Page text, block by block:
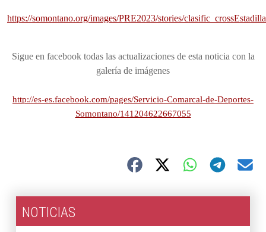
https://somontano.org/images/PRE2023/stories/
Sigue en facebook todas las actualizaciones de esta noticia con la
galería de imágenes
http://es-es.facebook.com/pages/Servicio-Comarcal-de-Deportes-
Somontano/141204622667055
NOTICIAS